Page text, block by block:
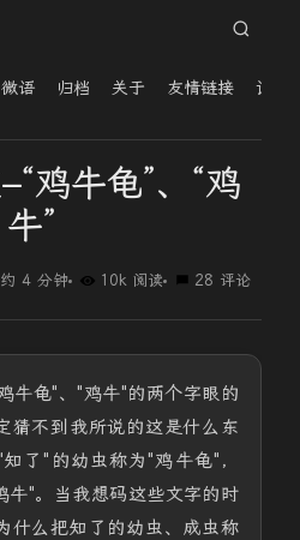
微语 归档 关于 友情链接 读者
鸡牛龟”、“鸡
牛”
约 4 分钟 10k 阅读 28 评论
牛龟"、"鸡牛"的两个字眼的
猜不到我所说的这是什么东
了"的幼虫称为"鸡牛龟"，
牛"。当我想码这些文字的时
什么把知了的幼虫、成虫称